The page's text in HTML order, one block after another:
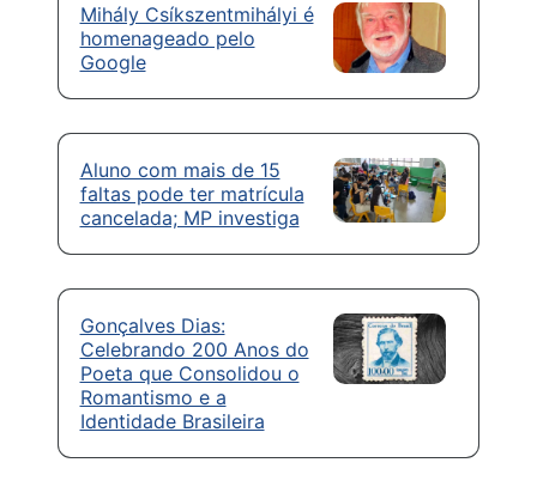
Mihály Csíkszentmihályi é
homenageado pelo
Google
Aluno com mais de 15
faltas pode ter matrícula
cancelada; MP investiga
Gonçalves Dias:
Celebrando 200 Anos do
Poeta que Consolidou o
Romantismo e a
Identidade Brasileira